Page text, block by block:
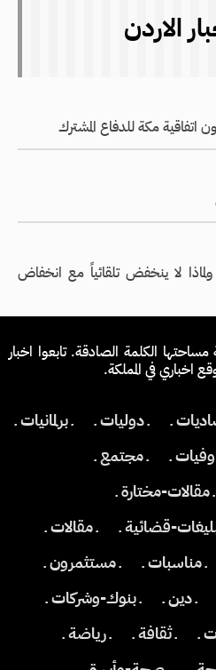
الاردن
اتفاقية مكة للدفاع المشترك
لا ينخفض تلقائياً مع انخفاض
مساحتها الكلمة الصادقة. تابعوا اخبار
اخباري في المملكة.
ـ ـ دوليات ـ
ـ برلمانيات ـ
وفيات ـ
ـ مجتمع ـ
ـ مقالات-مختارة ـ
قضائية ـ
ـ مقالات ـ
ـ مناسبات ـ
ـ مستثمرون ـ
ـ دين ـ
ـ بنوك-وشركات ـ
ـ ـ ثقافة ـ
ـ رياضة ـ